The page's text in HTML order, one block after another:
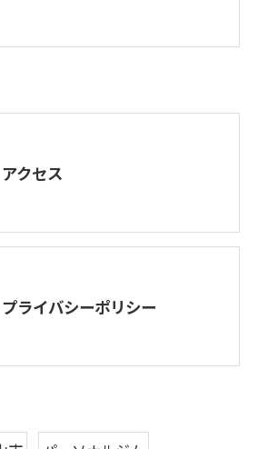
アクセス
プライバシーポリシー